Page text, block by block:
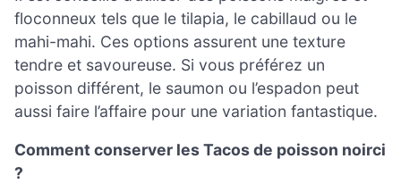
floconneux tels que le tilapia, le cabillaud ou le
mahi-mahi. Ces options assurent une texture
tendre et savoureuse. Si vous préférez un
poisson différent, le saumon ou l’espadon peut
aussi faire l’affaire pour une variation fantastique.
Comment conserver les Tacos de poisson noirci
?